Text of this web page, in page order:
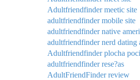
Adultfriendfinder meetic site
adultfriendfinder mobile site
adultfriendfinder native
adultfriendfinder nerd dating
Adultfriendfinder plocha
adultfriendfinder rese?as
AdultFriendFinder review